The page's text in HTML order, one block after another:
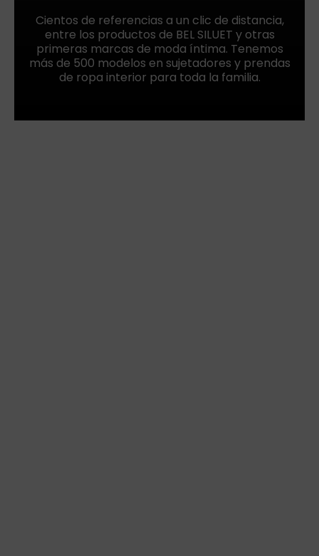
Cientos de referencias a un clic de distancia,
entre los productos de BEL SILUET y otras
primeras marcas de moda íntima. Tenemos
más de 500 modelos en sujetadores y prendas
de ropa interior para toda la familia.